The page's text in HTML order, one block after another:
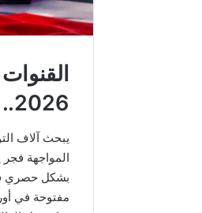
2026.. أكثر من 16 قناة تتابع مواجهة نسور قرطاج
بشكل حصري